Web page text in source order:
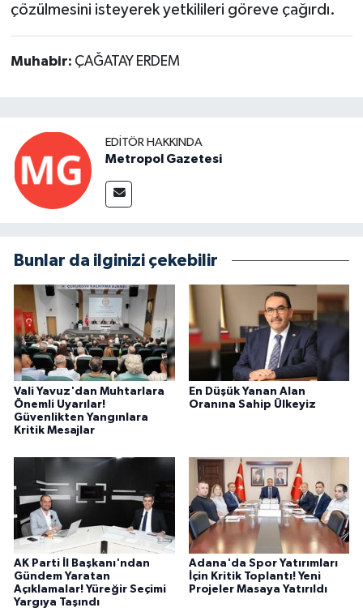
çözülmesini isteyerek yetkilileri göreve çağırdı.
Muhabir: ÇAĞATAY ERDEM
EDITÖR HAKKINDA
Metropol Gazetesi
Bunlar da ilginizi çekebilir
Vali Yavuz'dan Muhtarlara
Önemli Uyarılar!
Güvenlikten Yangınlara
Kritik Mesajlar
En Düşük Yanan Alan
Oranına Sahip Ülkeyiz
AK Parti İl Başkanı'ndan
Gündem Yaratan
Açıklamalar! Yüreğir Seçimi
Yargıya Taşındı
Adana'da Spor Yatırımları
İçin Kritik Toplantı! Yeni
Projeler Masaya Yatırıldı